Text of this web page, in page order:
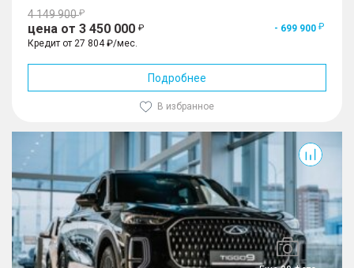
4 149 900
цена от 3 450 000
- 699 900
Кредит от 27 804 ₽/мес.
Подробнее
В избранное
Tiggo 9